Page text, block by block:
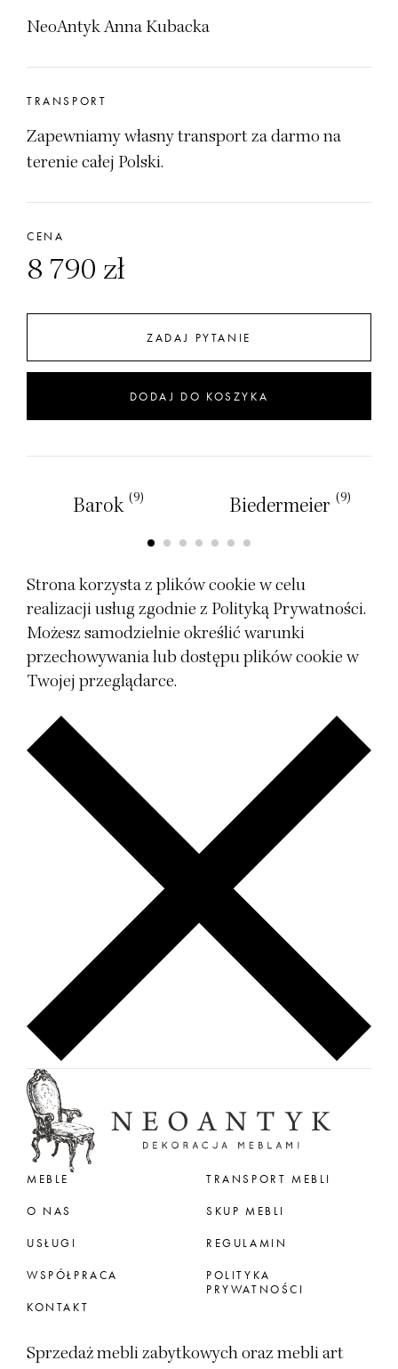
NeoAntyk Anna Kubacka
TRANSPORT
Zapewniamy własny transport za darmo na
terenie całej Polski.
CENA
8 790 zł
ZADAJ PYTANIE
DODAJ DO KOSZYKA
Barok (9) Biedermeier (9)
Strona korzysta z plików cookie w celu
realizacji usług zgodnie z Polityką Prywatności.
Możesz samodzielnie określić warunki
przechowywania lub dostępu plików cookie w
Twojej przeglądarce.
MEBLE
O NAS
USŁUGI
WSPÓŁPRACA
KONTAKT
TRANSPORT MEBLI
SKUP MEBLI
REGULAMIN
POLITYKA
PRYWATNOŚCI
Sprzedaż mebli zabytkowych oraz mebli art